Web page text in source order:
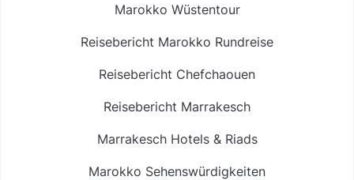
Marokko Wüstentour
Reisebericht Marokko Rundreise
Reisebericht Chefchaouen
Reisebericht Marrakesch
Marrakesch Hotels & Riads
Marokko Sehenswürdigkeiten